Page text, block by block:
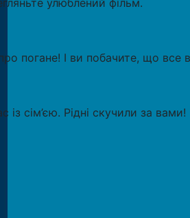
улюблений фільм.
погане! І ви побачите, що все
із сім’єю. Рідні скучили за вами!